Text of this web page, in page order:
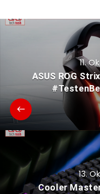
11.
ASUS ROG
13.
Cooler